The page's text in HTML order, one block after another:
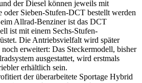
der Diesel können jeweils mit
oder Sieben-Stufen-DCT bestellt werden
Allrad-Benziner ist das DCT
ist mit einem Sechs-Stufen-
Die Antriebsvielfalt wird später
erweitert: Das Steckermodell, bisher
ausgestattet, wird erstmals
erhältlich sein.
der überarbeitete Sportage Hybrid